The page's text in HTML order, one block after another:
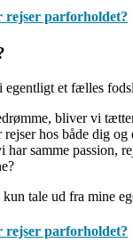
egentligt et fælles
bliver vi
hos både dig
samme passion,
tale ud fra mine